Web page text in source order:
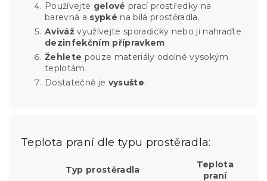
Používejte gelové prací prostředky na
barevná a sypké na bílá prostěradla.
Aviváž využívejte sporadicky nebo ji nahraďte
dezinfekčním přípravkem.
Žehlete pouze materiály odolné vysokým
teplotám.
Dostatečně je vysušte.
Teplota praní dle typu prostěradla:
Typ prostěradla
Teplota
praní